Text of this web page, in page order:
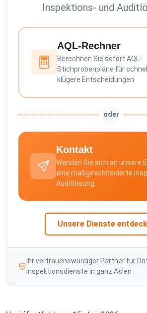
Inspektions- und
AQL-Rechner
Berechnen Sie sofort AQL-
Stichprobenpläne für
klügere Entscheidungen.
oder
Kontakt
Wenden Sie sich an unsere
eine maßgeschneiderte
Auditlösung.
Unsere Dienste
Ihr vertrauenswürdiger Partner für
Inspektionsdienste in ganz Asien